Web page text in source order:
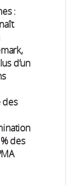
:
d’un
des
des